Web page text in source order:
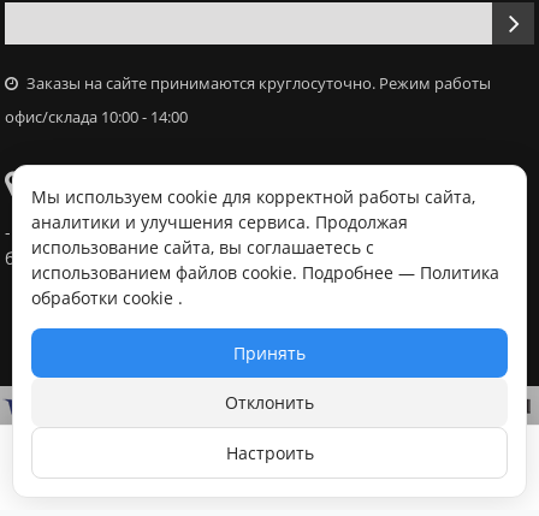
В корзину
Заказы на сайте принимаются круглосуточно. Режим работы
офис/склада 10:00 - 14:00
Самовывоз
- Офис / склад, г. Минск, ул. Володько 18, с 10:00 - 14:00 в
будний день после согласования с менеджером
Мы используем cookie для корректной работы сайта,
аналитики и улучшения сервиса. Продолжая
использование сайта, вы соглашаетесь с
использованием файлов cookie. Подробнее — Политика
обработки cookie .
Принять
Отклонить
Настроить